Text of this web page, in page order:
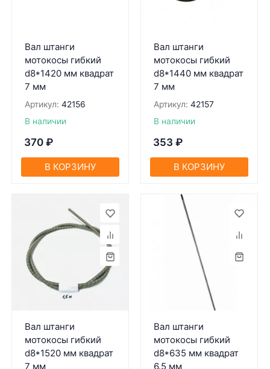
Вал штанги
мотокосы гибкий
d8*1420 мм квадрат
7 мм
Артикул: 42156
В наличии
370 ₽
В КОРЗИНУ
Вал штанги
мотокосы гибкий
d8*1440 мм квадрат
7 мм
Артикул: 42157
В наличии
353 ₽
В КОРЗИНУ
Вал штанги
мотокосы гибкий
d8*1520 мм квадрат
7 мм
Вал штанги
мотокосы гибкий
d8*635 мм квадрат
6.5 мм